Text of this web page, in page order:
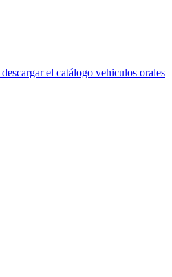
descargar el catálogo vehiculos orales